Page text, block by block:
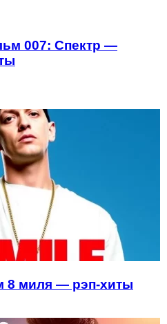
007: Спектр —
8 миля — рэп-хиты